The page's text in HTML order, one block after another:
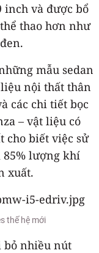
inch và được bổ
thao hơn như
mẫu sedan
nội thất thân
các chi tiết bọc
– vật liệu có
cho biết việc sử
lượng khí
xuất.
thế hệ mới
bỏ nhiều nút